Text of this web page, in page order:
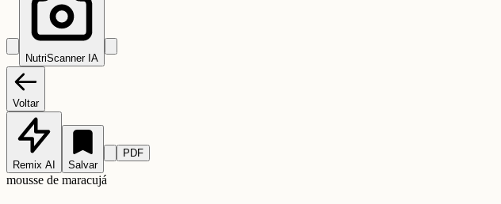
NutriScanner IA
Voltar
Remix AI Salvar
PDF
mousse de maracujá